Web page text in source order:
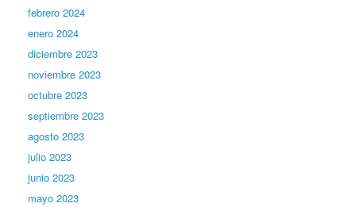
febrero 2024
enero 2024
diciembre 2023
noviembre 2023
octubre 2023
septiembre 2023
agosto 2023
julio 2023
junio 2023
mayo 2023